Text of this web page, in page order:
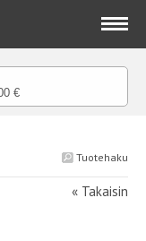
€
Tuotehaku
« Takaisin